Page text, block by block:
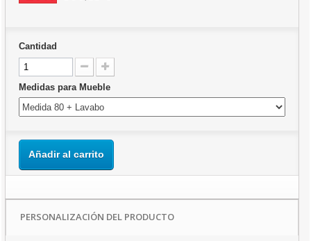
Cantidad
Medidas para Mueble
Añadir al carrito
PERSONALIZACIÓN DEL PRODUCTO